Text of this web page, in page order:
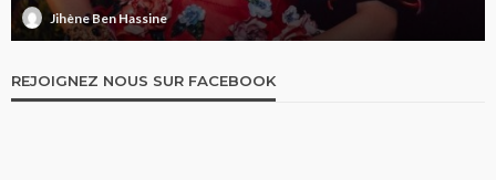
Jihène Ben Hassine
REJOIGNEZ NOUS SUR FACEBOOK